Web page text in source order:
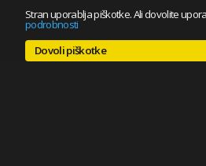
Stran uporablja piškotke. Ali dovolite
podrobnosti
Dovoli piškotke